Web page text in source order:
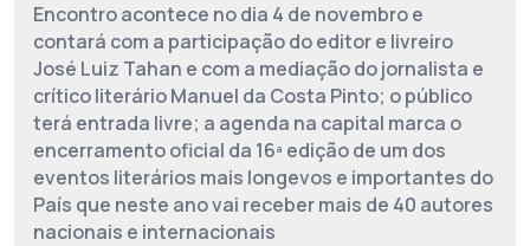
Encontro acontece no dia 4 de novembro e
contará com a participação do editor e livreiro
José Luiz Tahan e com a mediação do jornalista e
crítico literário Manuel da Costa Pinto; o público
terá entrada livre; a agenda na capital marca o
encerramento oficial da 16ª edição de um dos
eventos literários mais longevos e importantes do
País que neste ano vai receber mais de 40 autores
nacionais e internacionais